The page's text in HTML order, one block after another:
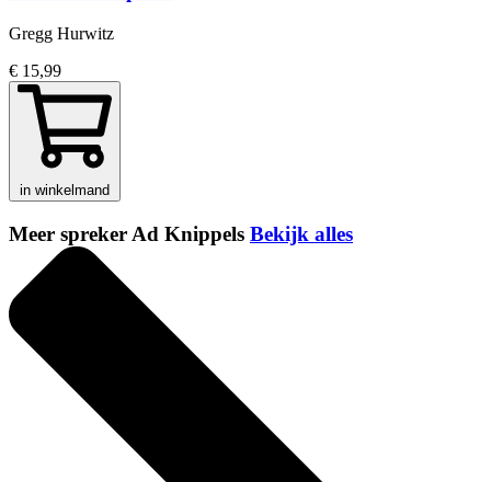
Gregg Hurwitz
€ 15,99
in winkelmand
Meer spreker Ad Knippels Bekijk alles